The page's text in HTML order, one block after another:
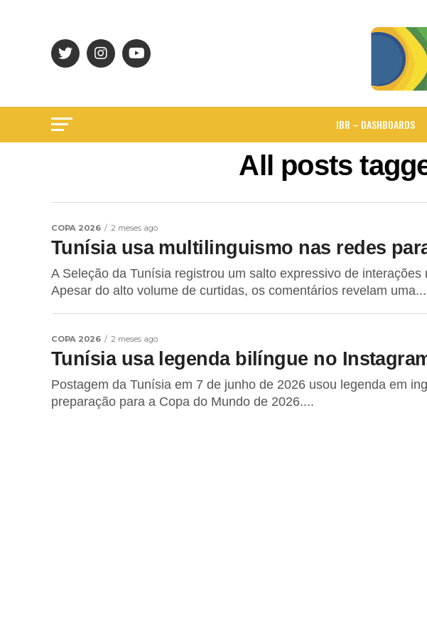
IBR – DASHBOARDS
All posts
COPA 2026 2 meses ago
Tunísia usa multilinguismo nas redes
A Seleção da Tunísia registrou um salto expressivo de
Apesar do alto volume de curtidas, os comentários revelam uma...
COPA 2026 2 meses ago
Tunísia usa legenda bilíngue no
Postagem da Tunísia em 7 de junho de 2026 usou legenda em
preparação para a Copa do Mundo de 2026....